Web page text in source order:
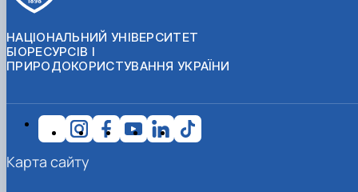
НАЦІОНАЛЬНИЙ УНІВЕРСИТЕТ
БІОРЕСУРСІВ І
ПРИРОДОКОРИСТУВАННЯ УКРАЇНИ
Карта сайту